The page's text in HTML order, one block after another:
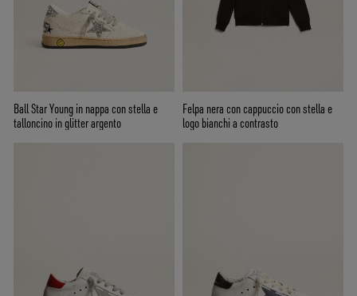
Ball Star Young in nappa con stella e
talloncino in glitter argento
Felpa nera con cappuccio con stella e
logo bianchi a contrasto